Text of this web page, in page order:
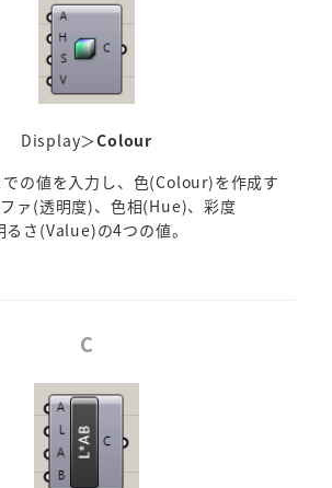
Display＞Colour
の値を入力し、色(Colour)を作成す
ァ(透明度)、色相(Hue)、彩度
さ(Value)の4つの値。
C